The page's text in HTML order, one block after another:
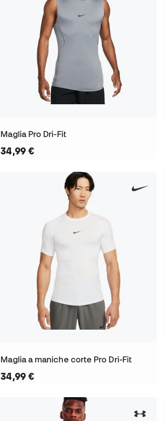
Maglia Pro Dri-Fit
34,99 €
Maglia a maniche corte Pro Dri-Fit
34,99 €